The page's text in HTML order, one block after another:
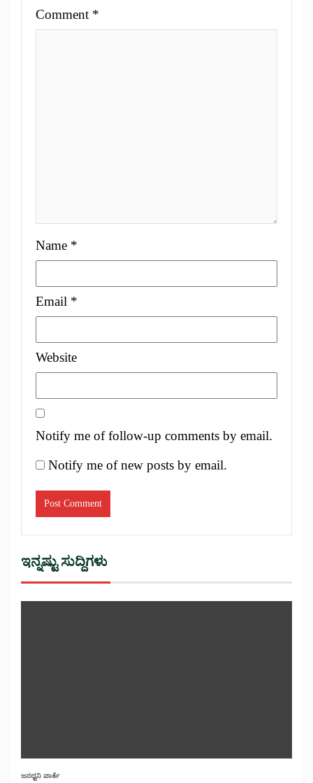
Comment *
Name *
Email *
Website
Notify me of follow-up comments by email.
Notify me of new posts by email.
ಇನ್ನಷ್ಟು ಸುದ್ದಿಗಳು
ಜನಧ್ವನಿ ವಾರ್ತೆ